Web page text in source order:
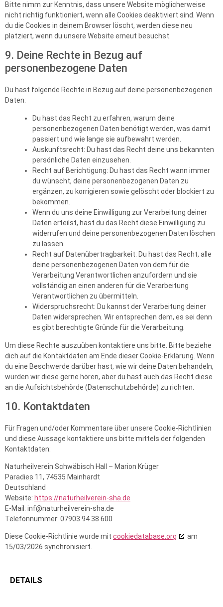
Bitte nimm zur Kenntnis, dass unsere Website möglicherweise
nicht richtig funktioniert, wenn alle Cookies deaktiviert sind. Wenn
du die Cookies in deinem Browser löscht, werden diese neu
platziert, wenn du unsere Website erneut besuchst.
9. Deine Rechte in Bezug auf
personenbezogene Daten
Du hast folgende Rechte in Bezug auf deine personenbezogenen
Daten:
Du hast das Recht zu erfahren, warum deine
personenbezogenen Daten benötigt werden, was damit
passiert und wie lange sie aufbewahrt werden.
Auskunftsrecht: Du hast das Recht deine uns bekannten
persönliche Daten einzusehen.
Recht auf Berichtigung: Du hast das Recht wann immer
du wünscht, deine personenbezogenen Daten zu
ergänzen, zu korrigieren sowie gelöscht oder blockiert zu
bekommen.
Wenn du uns deine Einwilligung zur Verarbeitung deiner
Daten erteilst, hast du das Recht diese Einwilligung zu
widerrufen und deine personenbezogenen Daten löschen
zu lassen.
Recht auf Datenübertragbarkeit: Du hast das Recht, alle
deine personenbezogenen Daten von dem für die
Verarbeitung Verantwortlichen anzufordern und sie
vollständig an einen anderen für die Verarbeitung
Verantwortlichen zu übermitteln.
Widerspruchsrecht: Du kannst der Verarbeitung deiner
Daten widersprechen. Wir entsprechen dem, es sei denn
es gibt berechtigte Gründe für die Verarbeitung.
Um diese Rechte auszuüben kontaktiere uns bitte. Bitte beziehe
dich auf die Kontaktdaten am Ende dieser Cookie-Erklärung. Wenn
du eine Beschwerde darüber hast, wie wir deine Daten behandeln,
würden wir diese gerne hören, aber du hast auch das Recht diese
an die Aufsichtsbehörde (Datenschutzbehörde) zu richten.
10. Kontaktdaten
Für Fragen und/oder Kommentare über unsere Cookie-Richtlinien
und diese Aussage kontaktiere uns bitte mittels der folgenden
Kontaktdaten:
Naturheilverein Schwäbisch Hall – Marion Krüger
Paradies 11, 74535 Mainhardt
Deutschland
Website: https://naturheilverein-sha.de
E-Mail: inf@naturheilverein-sha.de
Telefonnummer: 07903 94 38 600
Diese Cookie-Richtlinie wurde mit cookiedatabase.org
am
15/03/2026 synchronisiert.
DETAILS